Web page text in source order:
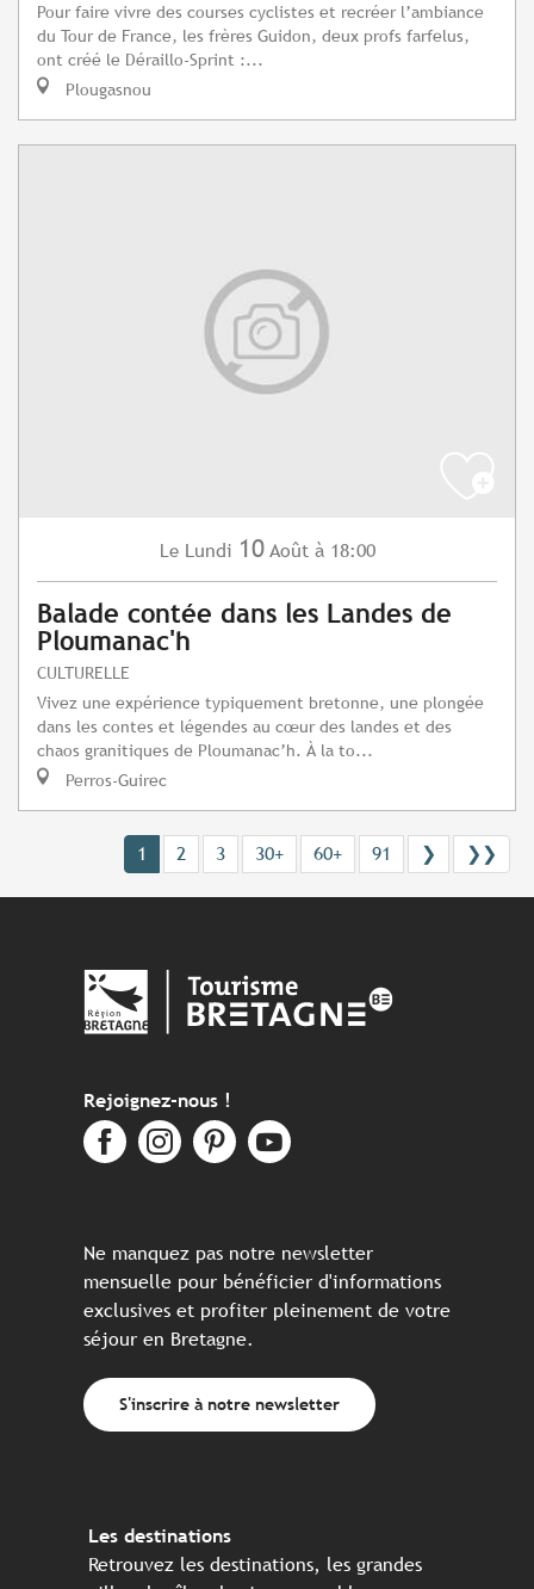
Pour faire vivre des courses cyclistes et recréer l’ambiance
du Tour de France, les frères Guidon, deux profs farfelus,
ont créé le Déraillo-Sprint :...
Plougasnou
Le Lundi 10 Août à 18:00
Balade contée dans les Landes de
Ploumanac'h
CULTURELLE
Vivez une expérience typiquement bretonne, une plongée
dans les contes et légendes au cœur des landes et des
chaos granitiques de Ploumanac’h. À la to...
Perros-Guirec
1 2 3 30+ 60+ 91 ❯ ❯❯
Rejoignez-nous !
Ne manquez pas notre newsletter
mensuelle pour bénéficier d'informations
exclusives et profiter pleinement de votre
séjour en Bretagne.
S'inscrire à notre newsletter
Les destinations
Retrouvez les destinations, les grandes